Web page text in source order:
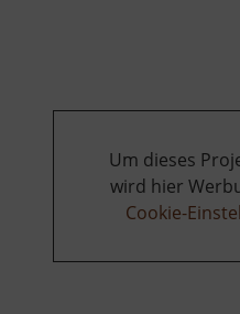
Um dieses
wird hier
Cookie-